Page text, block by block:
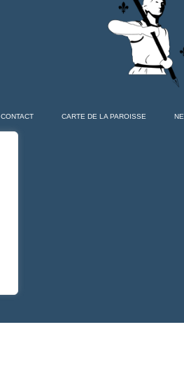
CONTACT CARTE DE LA PAROISSE